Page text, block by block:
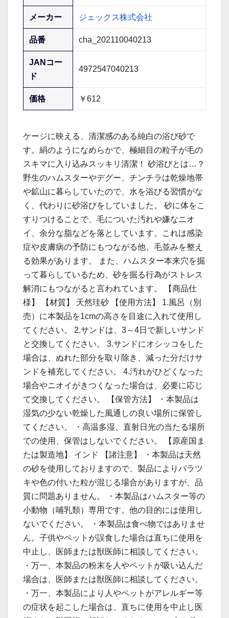
メーカー ジェックス株式会社
品番 cha_202110040213
JANコー
ド
4972547040213
価格 ￥612
ケージに映える、清潔感のある純白の浴び砂で
す。絹のようになめらかで、極細目の粒子が毛の
スキマに入り込みスッキリ清潔！ 砂浴びとは…？
野生のハムスターやデグー、チンチラは乾燥地帯
や鉱山に暮らしていたので、水を浴びる習慣がな
く、代わりに砂浴びをしていました。 砂に体をこ
すりつけることで、毛についた汚れや嫌なニオ
イ、余分な脂などを落としています。これは感染
症や皮膚病の予防にもつながる他、毛並みを整え
る効果があります。 また、ハムスター本来穴を掘
って暮らしているため、砂を掘る行為がストレス
解消にもつながると言われています。 【商品仕
様】 【材質】 天然珪砂 【使用方法】 1.風呂（別
売）に本製品を1cmの高さを目途に入れて使用し
てください。 2.サンドは、3～4日で新しいサンド
と交換してください。 3.サンドにオシッコをした
場合は、ぬれた部分を取り除き、減った分だけサ
ンドを補充してください。 4.汚れがひどくなった
場合やニオイがきつくなった場合は、必要に応じ
て交換してください。 【保管方法】 ・本製品は
湿気の少ない乾燥した風通しの良い場所に保管し
てください。 ・高温多湿、直射日光の当たる場所
での使用、保管はしないでください。 【原産国ま
たは製造地】 インド 【諸注意】 ・本製品は天然
の砂を使用しておりますので、製品によりバラツ
キや色の付いた粒が混じる場合がありますが、品
質に問題ありません。 ・本製品はハムスター等の
小動物（哺乳類）専用です。他の目的には使用し
ないでください。 ・本製品は食べ物ではありませ
ん。子供やペットが誤食した場合は直ちに使用を
中止し、医師または獣医師に相談してください。
・万一、本製品の粉末を人やペットが吸い込んだ
場合は、医師または獣医師に相談してください。
・万一、本製品により人やペットがアレルギー等
の症状を起こした場合は、直ちに使用を中止し医